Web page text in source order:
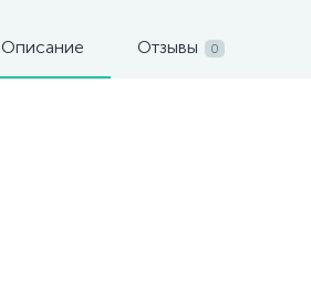
Описание Отзывы 0